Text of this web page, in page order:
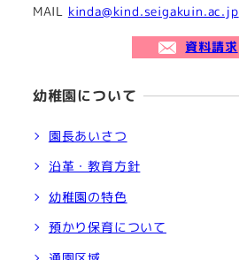
MAIL kinda@kind.seigakuin.ac.jp
資料請求
幼稚園について
園長あいさつ
沿革・教育方針
幼稚園の特色
預かり保育について